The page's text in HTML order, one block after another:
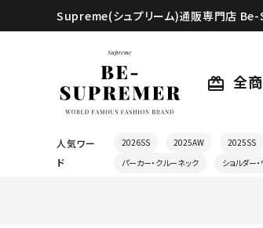
Supreme(シュプリーム)通販専門店
card_giftcard 全
人気ワー
ド
2026SS 2025AW 2025SS
パーカー・クルーネック
ショルダー